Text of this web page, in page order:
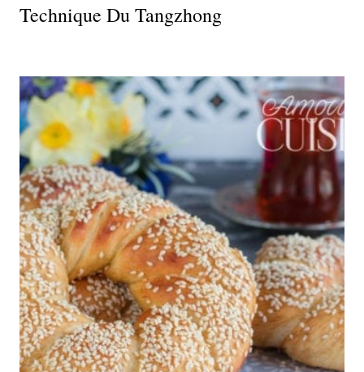
Technique Du Tangzhong